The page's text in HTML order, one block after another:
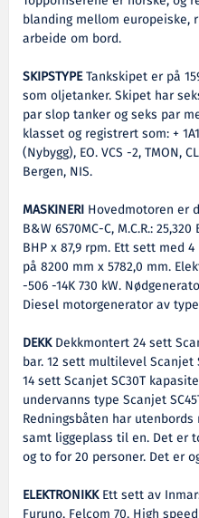
blanding mellom europeiske,
arbeide om bord.
SKIPSTYPETankskipet er på
som oljetanker. Skipet har
par slop tanker og seks par
klasset og registrert som: +
(Nybygg), EO. VCS -2, TMON,
Bergen, NIS.
MASKINERI Hovedmotoren er
B&W 6S70MC-C, M.C.R.:
BHP x 87,9 rpm. Ett sett med
på 8200 mm x 5782,0 mm.
-506 -14K 730 kW.
Diesel motorgenerator av
DEKKDekkmontert 24 sett
bar. 12 sett multilevel Scanjet
14 sett Scanjet SC30T
undervanns type Scanjet
Redningsbåten har
samt liggeplass til en. Det er
og to for 20 personer. Det er
ELEKTRONIKKEtt sett av